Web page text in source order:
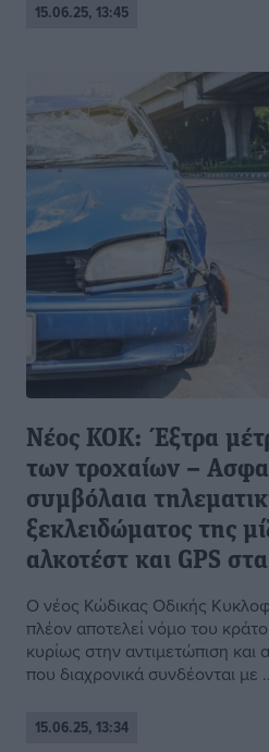
15.06.25, 13:45
Νέος ΚΟΚ: Έξτρα
των τροχαίων –
συμβόλαια
ξεκλειδώματος της
αλκοτέστ και GPS
Ο νέος Κώδικας Οδικής
πλέον αποτελεί νόµο του
κυρίως στην αντιµετώπιση
που διαχρονικά συνδέονται µε
15.06.25, 13:34